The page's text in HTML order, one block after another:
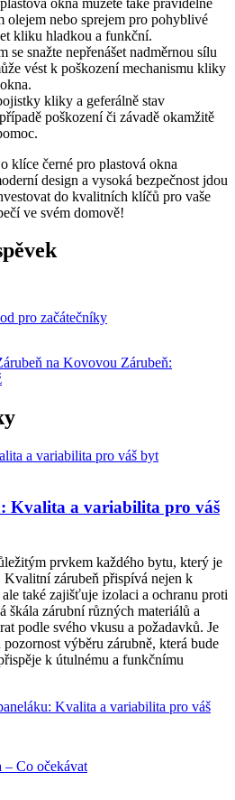
olejem nebo sprejem pro pohyblivé
kliku hladkou a funkční.
se snažte nepřenášet nadměrnou sílu
‍vést k⁤ poškození mechanismu kliky
kliky a geferálně stav
poškození‍ či závadě okamžitě
klíce černé pro ⁣plastová okna
design a vysoká bezpečnost jdou
do kvalitních klíčů pro vaše⁢
ve svém domově!
pro začátečníky
na Kovovou Zárubeň:
Kvalita a variabilita pro váš
prvkem každého bytu, který je
zárubeň přispívá nejen k
také zajišťuje izolaci a ochranu proti
škála zárubní různých materiálů a
podle svého vkusu a požadavků. Je
výběru zárubně, která bude
k útulnému a funkčnímu
Kvalita a variabilita pro váš